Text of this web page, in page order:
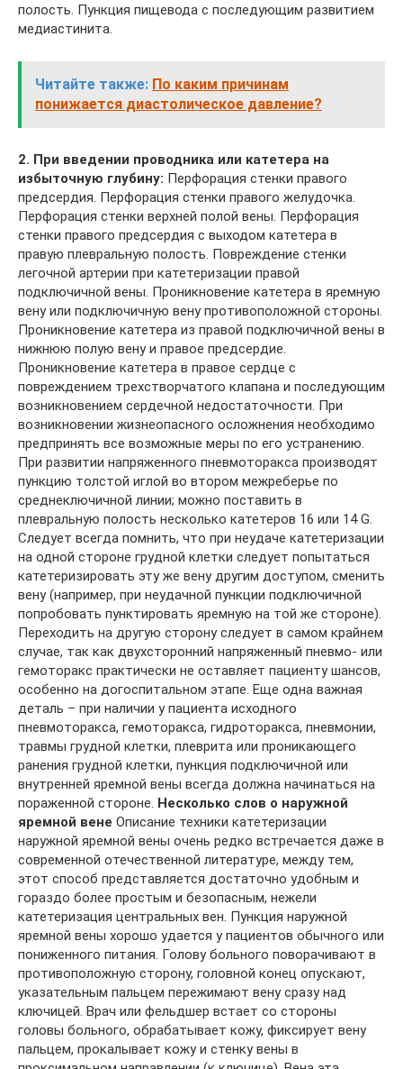
полость. Пункция пищевода с последующим развитием
медиастинита.
Читайте также: По каким причинам
понижается диастолическое давление?
2. При введении проводника или катетера на
избыточную глубину: Перфорация стенки правого
предсердия. Перфорация стенки правого желудочка.
Перфорация стенки верхней полой вены. Перфорация
стенки правого предсердия с выходом катетера в
правую плевральную полость. Повреждение стенки
легочной артерии при катетеризации правой
подключичной вены. Проникновение катетера в яремную
вену или подключичную вену противоположной стороны.
Проникновение катетера из правой подключичной вены в
нижнюю полую вену и правое предсердие.
Проникновение катетера в правое сердце с
повреждением трехстворчатого клапана и последующим
возникновением сердечной недостаточности. При
возникновении жизнеопасного осложнения необходимо
предпринять все возможные меры по его устранению.
При развитии напряженного пневмоторакса производят
пункцию толстой иглой во втором межреберье по
среднеключичной линии; можно поставить в
плевральную полость несколько катетеров 16 или 14 G.
Следует всегда помнить, что при неудаче катетеризации
на одной стороне грудной клетки следует попытаться
катетеризировать эту же вену другим доступом, сменить
вену (например, при неудачной пункции подключичной
попробовать пунктировать яремную на той же стороне).
Переходить на другую сторону следует в самом крайнем
случае, так как двухсторонний напряженный пневмо- или
гемоторакс практически не оставляет пациенту шансов,
особенно на догоспитальном этапе. Еще одна важная
деталь – при наличии у пациента исходного
пневмоторакса, гемоторакса, гидроторакса, пневмонии,
травмы грудной клетки, плеврита или проникающего
ранения грудной клетки, пункция подключичной или
внутренней яремной вены всегда должна начинаться на
пораженной стороне. Несколько слов о наружной
яремной вене Описание техники катетеризации
наружной яремной вены очень редко встречается даже в
современной отечественной литературе, между тем,
этот способ представляется достаточно удобным и
гораздо более простым и безопасным, нежели
катетеризация центральных вен. Пункция наружной
яремной вены хорошо удается у пациентов обычного или
пониженного питания. Голову больного поворачивают в
противоположную сторону, головной конец опускают,
указательным пальцем пережимают вену сразу над
ключицей. Врач или фельдшер встает со стороны
головы больного, обрабатывает кожу, фиксирует вену
пальцем, прокалывает кожу и стенку вены в